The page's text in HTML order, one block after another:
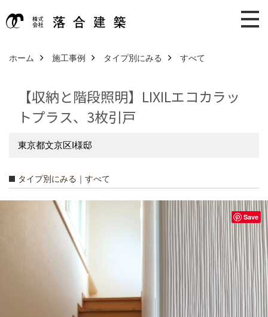
ホーム 施工事例 タイプ別にみる すべて
【収納と階段照明】LIXILエコカラッ
トプラス、3枚引戸
東京都文京区I様邸
タイプ別にみる｜すべて
Save